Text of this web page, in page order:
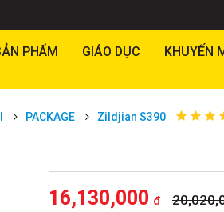
PHẨM GIÁO DỤC KHUYẾN
PACKAGE Zildjian S390
16,130,000 đ